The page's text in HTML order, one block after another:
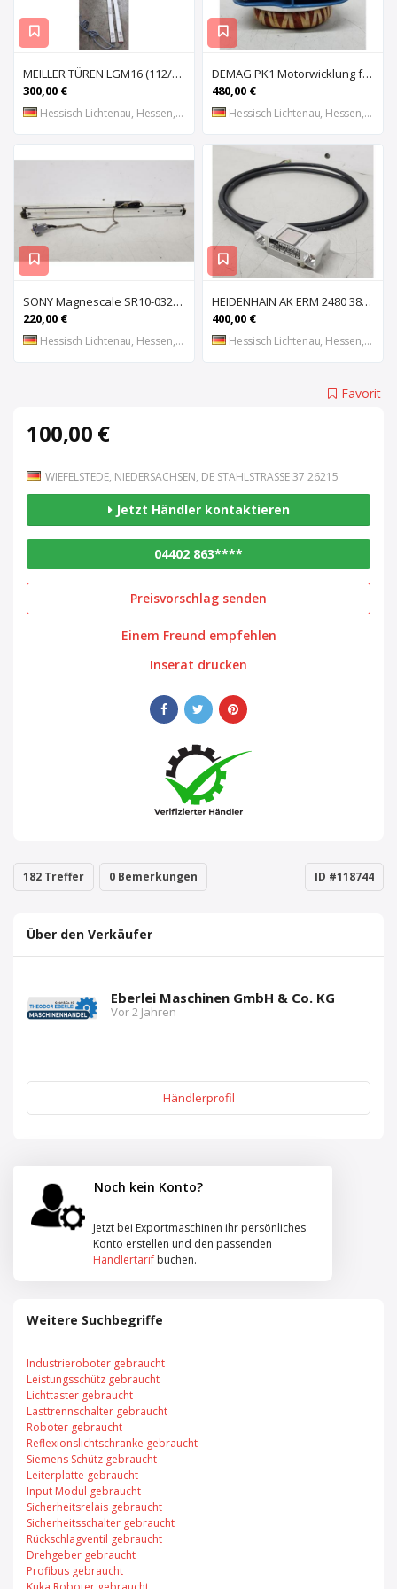
MEILLER TÜREN LGM16 (112/2000 S) (112/2000 E) Lichtgitter, Sicherheits-Lichtvorhang, Lichtschran
300,00 €
Hessisch Lichtenau, Hessen, DE
DEMAG PK1 Motorwicklung für Kettenzug DEMAG PK1, Spule, Moto
480,00 €
Hessisch Lichtenau, Hessen, DE
SONY Magnescale SR10-032 Magnetisches Längenmesssystem, Maßstab, Längenmess
220,00 €
Hessisch Lichtenau, Hessen, DE
HEIDENHAIN AK ERM 2480 3850 01 -03 R Abtastkopf für inkrementales Einbau-Messgerät mit
400,00 €
Hessisch Lichtenau, Hessen, DE
Favorit
100,00 €
WIEFELSTEDE, NIEDERSACHSEN, DE STAHLSTRASSE 37 26215
Jetzt Händler kontaktieren
04402 863****
Preisvorschlag senden
Einem Freund empfehlen
Inserat drucken
182 Treffer 0 Bemerkungen ID #118744
Über den Verkäufer
Eberlei Maschinen GmbH & Co. KG
Vor 2 Jahren
Händlerprofil
Noch kein Konto?
Jetzt bei Exportmaschinen ihr persönliches
Konto erstellen und den passenden
Händlertarif buchen.
Weitere Suchbegriffe
Industrieroboter gebraucht
Leistungsschütz gebraucht
Lichttaster gebraucht
Lasttrennschalter gebraucht
Roboter gebraucht
Reflexionslichtschranke gebraucht
Siemens Schütz gebraucht
Leiterplatte gebraucht
Input Modul gebraucht
Sicherheitsrelais gebraucht
Sicherheitsschalter gebraucht
Rückschlagventil gebraucht
Drehgeber gebraucht
Profibus gebraucht